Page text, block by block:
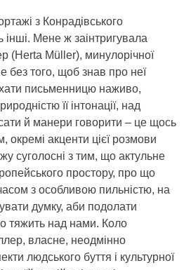
з Конрадівського
Мене ж заінтригувала
(Herta Müller), минулорічної
без того, щоб знав про неї
письменницю наживо,
її інтонації, над
й манери говорити – це щось
окремі акценти цієї розмови
суголосні з тим, що актульне
простору, про що
з особливою пильністю, на
думку, аби подолати
тяжить над нами. Коло
власне, неодмінно
людського буття і культурної